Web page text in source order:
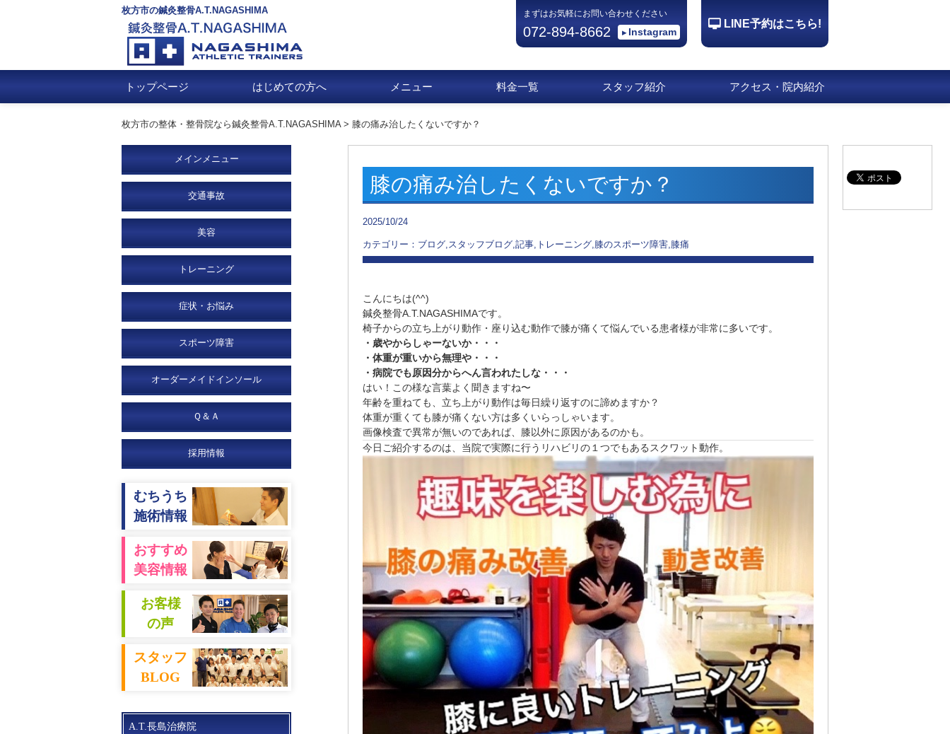
枚方市の鍼灸整骨A.T.NAGASHIMA まずはお気軽にお問い合わせください
072-894-8662 Instagram
LINE予約はこちら!
トップページ はじめての方へ メニュー 料金一覧 スタッフ紹介 アクセス・院内紹介
枚方市の整体・整骨院なら鍼灸整骨A.T.NAGASHIMA> 膝の痛み治したくないですか？
膝の痛み治したくないですか？
2025/10/24
カテゴリー：ブログ,スタッフブログ,記事,トレーニング,膝のスポーツ障害,膝痛
こんにちは(^^)
鍼灸整骨A.T.NAGASHIMAです。
椅子からの立ち上がり動作・座り込む動作で膝が痛くて悩んでいる患者様が非常に多いです。
・歳やからしゃーないか・・・
・体重が重いから無理や・・・
・病院でも原因分からへん言われたしな・・・
はい！この様な言葉よく聞きますね〜
年齢を重ねても、立ち上がり動作は毎日繰り返すのに諦めますか？
体重が重くても膝が痛くない方は多くいらっしゃいます。
画像検査で異常が無いのであれば、膝以外に原因があるのかも。
今日ご紹介するのは、当院で実際に行うリハビリの１つでもあるスクワット動作。
メインメニュー
交通事故
美容
トレーニング
症状・お悩み
スポーツ障害
オーダーメイドインソール
Ｑ＆Ａ
採用情報
むちうち
施術情報
おすすめ
美容情報
お客様
の声
スタッフ
BLOG
A.T.長島治療院